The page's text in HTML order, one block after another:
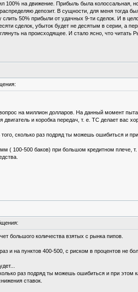
100% на движение. Прибыль была колоссальная,
депозит. В сущности, для меня тогда
слить 50% прибыли от удачных 9-ти сделок. И в
сделок, убыток будет не десятым в серии, а
на происходящее. И стало ясно, что читать
на миллион долларов. На данный момент
двигатель и коробка передач, т. е. ТС делает
сколько раз подряд ты можешь ошибиться и
( 100-500 баков) при большом кредитном плече,
большого количества взятых с рынка пипов.
и на пунктов 400-500, с риском в процентов не
раз подряд ты можешь ошибиться и при
ставок.